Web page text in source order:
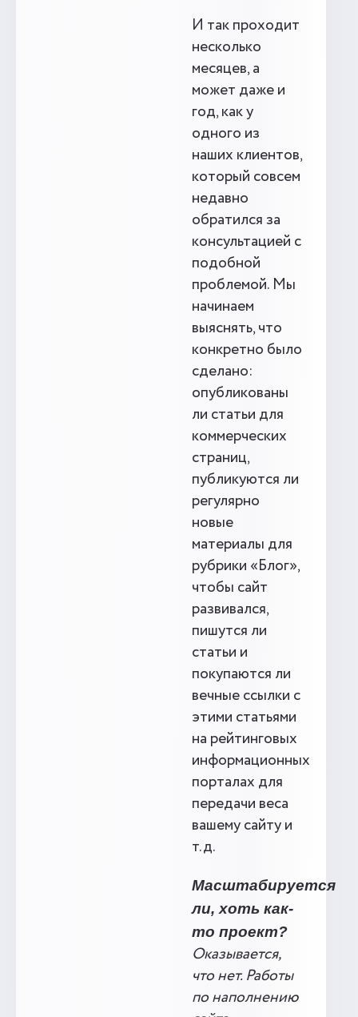
И так проходит
несколько
месяцев, а
может даже и
год, как у
одного из
наших клиентов,
который совсем
недавно
обратился за
консультацией с
подобной
проблемой. Мы
начинаем
выяснять, что
конкретно было
сделано:
опубликованы
ли статьи для
коммерческих
страниц,
публикуются ли
регулярно
новые
материалы для
рубрики «Блог»,
чтобы сайт
развивался,
пишутся ли
статьи и
покупаются ли
вечные ссылки с
этими статьями
на рейтинговых
информационных
порталах для
передачи веса
вашему сайту и
т.д.
Масштабируется
ли, хоть как-
то проект?
Оказывается,
что нет. Работы
по наполнению